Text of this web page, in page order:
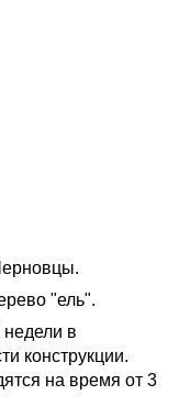
"ель".
недели в
конструкции.
на время от 3